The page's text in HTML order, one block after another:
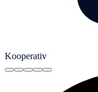
Kooperativ